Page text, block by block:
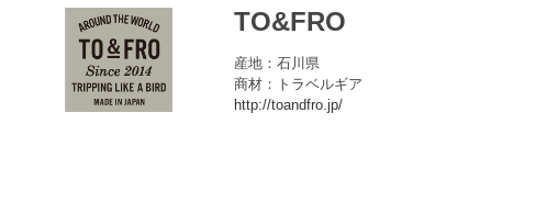
TO&FRO
産地：石川県
商材：トラベルギア
http://toandfro.jp/